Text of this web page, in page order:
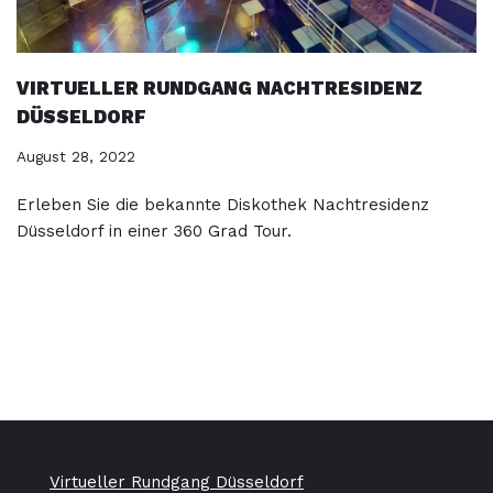
VIRTUELLER RUNDGANG NACHTRESIDENZ
DÜSSELDORF
August 28, 2022
Erleben Sie die bekannte Diskothek Nachtresidenz
Düsseldorf in einer 360 Grad Tour.
Virtueller Rundgang Düsseldorf